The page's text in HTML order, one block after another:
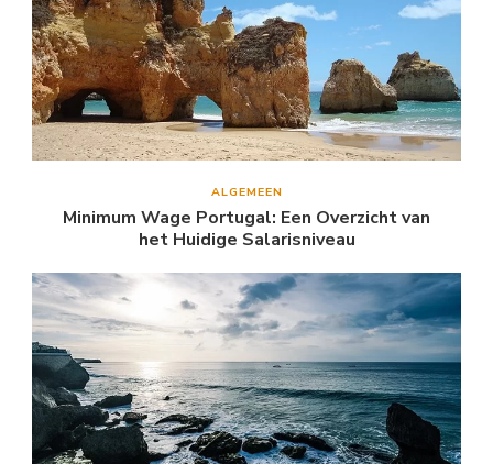
ALGEMEEN
Minimum Wage Portugal: Een Overzicht van
het Huidige Salarisniveau